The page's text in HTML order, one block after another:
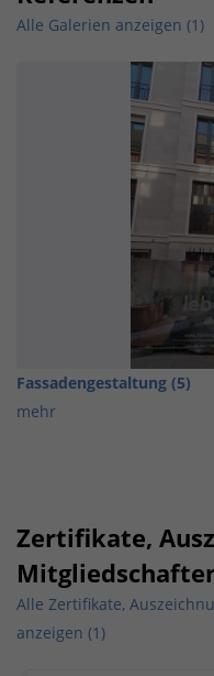
Alle Galerien anzeigen (1)
Fassadengestaltung (5)
mehr
Zertifikate,
Alle Zertifikate,
anzeigen (1)